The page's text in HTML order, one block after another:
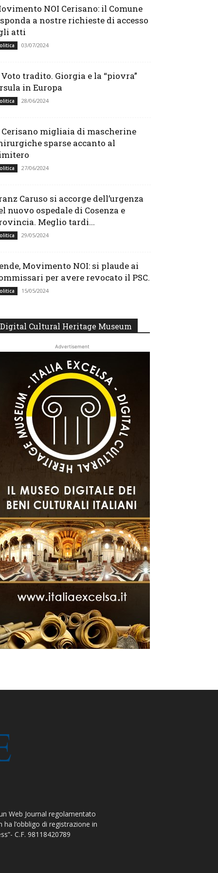
NOI Cerisano: il Comune
a nostre richieste di accesso
atti
03/07/2024
tradito. Giorgia e la “piovra”
in Europa
28/06/2024
Cerisano migliaia di mascherine
sparse accanto al
27/06/2024
Caruso si accorge dell’urgenza
nuovo ospedale di Cosenza e
Meglio tardi...
29/05/2024
Movimento NOI: si plaude ai
per avere revocato il PSC.
15/05/2024
Digital Cultural Heritage Museum
Advertisement
Web Journal regolamentato
l’obbligo di registrazione in
C.F. 98118420789